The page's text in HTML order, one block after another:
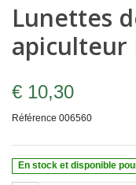
Lunettes
apiculteur
€ 10,30
Référence 006560
En stock et disponible